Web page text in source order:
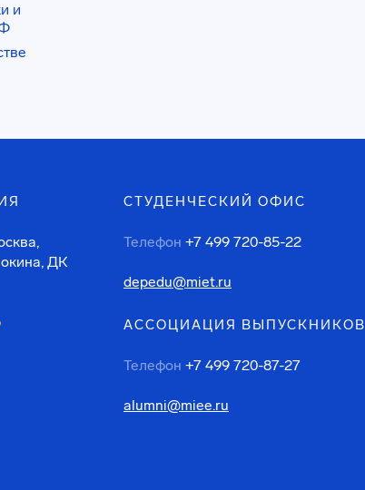
и
ДК
СТУДЕНЧЕСКИЙ ОФИС
Телефон +7 499 720-85-22
depedu@miet.ru
АССОЦИАЦИЯ ВЫПУСКНИКОВ
Телефон +7 499 720-87-27
alumni@miee.ru